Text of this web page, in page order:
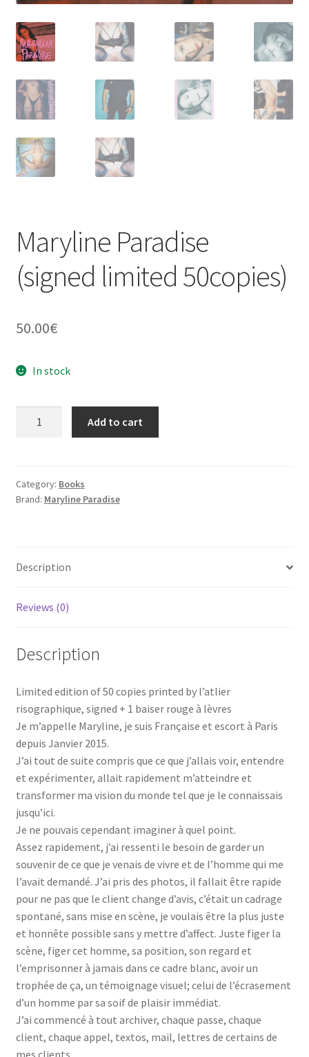
Maryline Paradise
(signed limited 50copies)
50.00€
In stock
50copies)
quantity
Add to cart
Category: Books
Brand: Maryline Paradise
Description
Reviews (0)
Description
Limited edition of 50 copies printed by l’atlier
risographique, signed + 1 baiser rouge à lèvres
Je m’appelle Maryline, je suis Française et escort à Paris
depuis Janvier 2015.
J’ai tout de suite compris que ce que j’allais voir, entendre
et expérimenter, allait rapidement m’atteindre et
transformer ma vision du monde tel que je le connaissais
jusqu’ici.
Je ne pouvais cependant imaginer à quel point.
Assez rapidement, j’ai ressenti le besoin de garder un
souvenir de ce que je venais de vivre et de l’homme qui me
l’avait demandé. J’ai pris des photos, il fallait être rapide
pour ne pas que le client change d’avis, c’était un cadrage
spontané, sans mise en scène, je voulais être la plus juste
et honnête possible sans y mettre d’affect. Juste figer la
scène, figer cet homme, sa position, son regard et
l’emprisonner à jamais dans ce cadre blanc, avoir un
trophée de ça, un témoignage visuel; celui de l’écrasement
d’un homme par sa soif de plaisir immédiat.
J’ai commencé à tout archiver, chaque passe, chaque
client, chaque appel, textos, mail, lettres de certains de
mes clients.